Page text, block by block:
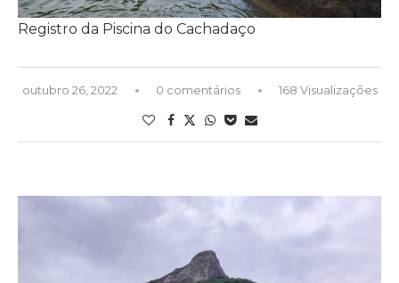
Registro da Piscina do Cachadaço
outubro 26, 2022 0 comentários 168 Visualizações